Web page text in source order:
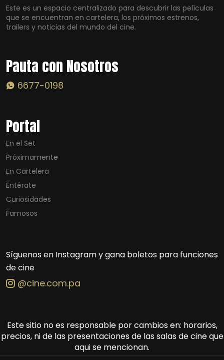
Este es un espacio centralizado para descubrir las películas
que se encuentran en cartelera, los próximos estrenos,
trailers y noticias del mundo del cine.
Pauta con Nosotros
6677-0198
Portal
En el Set
Próximamente
En Cartelera
Entérate
Curiosidades
Famosos
Síguenos en Instagram y gana boletos para funciones
de cine
@cine.com.pa
Este sitio no es responsable por cambios en: horarios,
precios, ni de las presentaciones de las salas de cine que
aqui se mencionan.